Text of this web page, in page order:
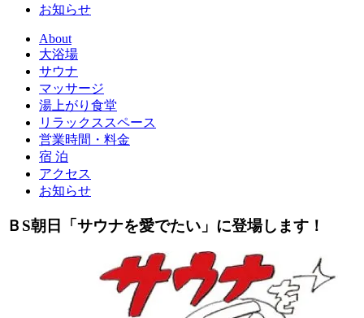
お知らせ
About
大浴場
サウナ
マッサージ
湯上がり食堂
リラックススペース
営業時間・料金
宿 泊
アクセス
お知らせ
ＢS朝日「サウナを愛でたい」に登場します！